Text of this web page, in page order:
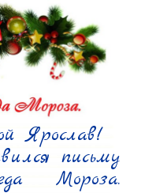
Ярослав!
письму
Мороза.